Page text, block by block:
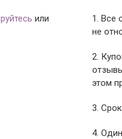
или
1. Все
не
2.
этом
3.
4.